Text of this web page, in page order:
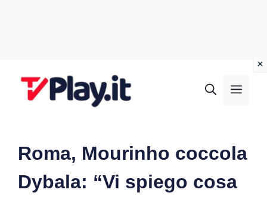
Roma, Mourinho coccola
Dybala: “Vi spiego cosa